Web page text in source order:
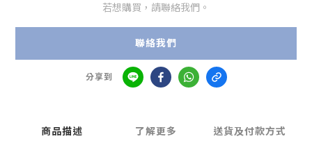
若想購買，請聯絡我們。
聯絡我們
分享到
商品描述 了解更多 送貨及付款方式